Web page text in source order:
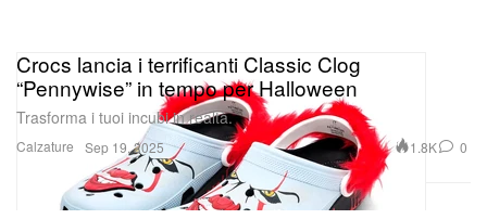
Calzature
Crocs lancia i terrificanti Classic Clog
“Pennywise” in tempo per Halloween
Trasforma i tuoi incubi in realtà.
Sep 19, 2025 1.8K 0